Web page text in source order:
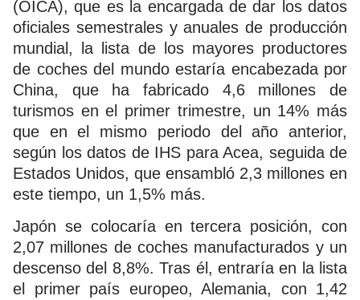
(OICA), que es la encargada de dar los datos
oficiales semestrales y anuales de producción
mundial, la lista de los mayores productores
de coches del mundo estaría encabezada por
China, que ha fabricado 4,6 millones de
turismos en el primer trimestre, un 14% más
que en el mismo periodo del año anterior,
según los datos de IHS para Acea, seguida de
Estados Unidos, que ensambló 2,3 millones en
este tiempo, un 1,5% más.
Japón se colocaría en tercera posición, con
2,07 millones de coches manufacturados y un
descenso del 8,8%. Tras él, entraría en la lista
el primer país europeo, Alemania, con 1,42